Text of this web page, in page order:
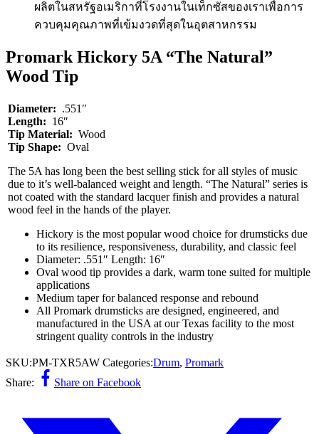
ผลิตในสหรัฐอเมริกาที่โรงงานในเท็กซัสของเราเพื่อการ
ควบคุมคุณภาพที่เข้มงวดที่สุดในอุตสาหกรรม
Promark Hickory 5A “The Natural”
Wood Tip
Diameter: .551″
Length: 16″
Tip Material: Wood
Tip Shape: Oval
The 5A has long been the best selling stick for all styles of music
due to it’s well-balanced weight and length. “The Natural” series is
not coated with the standard lacquer finish and provides a natural
wood feel in the hands of the player.
Hickory is the most popular wood choice for drumsticks due
to its resilience, responsiveness, durability, and classic feel
Diameter: .551″ Length: 16″
Oval wood tip provides a dark, warm tone suited for multiple
applications
Medium taper for balanced response and rebound
All Promark drumsticks are designed, engineered, and
manufactured in the USA at our Texas facility to the most
stringent quality controls in the industry
SKU:PM-TXR5AW Categories:Drum, Promark
Share:
Share on Facebook